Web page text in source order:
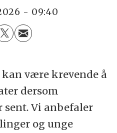
- 09:40
være krevende å
dersom
sent. Vi anbefaler
og unge